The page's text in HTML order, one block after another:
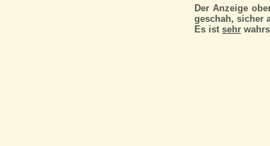
Der Anzeige
geschah, sicher
Es ist sehr